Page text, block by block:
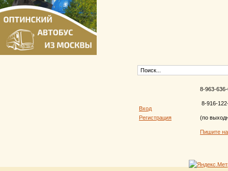
Вход
Регистрация
8-963-
8-916-
(по
Пишите